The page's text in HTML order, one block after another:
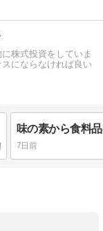
株式投資をしていま
にならなければ良い
味の素から食料
7日前